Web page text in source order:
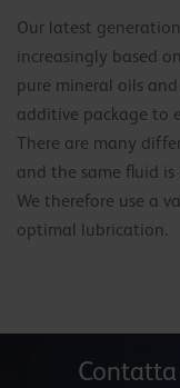
Our latest
increasingly based
pure mineral oils
additive package to
There are many
and the same fluid
We therefore use a
optimal lubrication.